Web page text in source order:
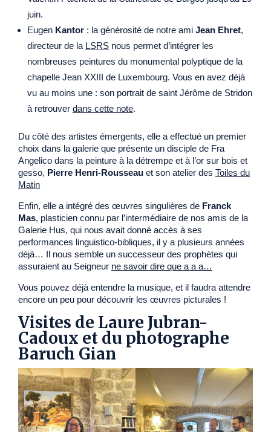
juin.
Eugen Kantor : la générosité de notre ami Jean Ehret,
directeur de la LSRS nous permet d’intégrer les
nombreuses peintures du monumental polyptique de la
chapelle Jean XXIII de Luxembourg. Vous en avez déjà
vu au moins une : son portrait de saint Jérôme de Stridon
à retrouver dans cette note.
Du côté des artistes émergents, elle a effectué un premier
choix dans la galerie que présente un disciple de Fra
Angelico dans la peinture à la détrempe et à l’or sur bois et
gesso, Pierre Henri-Rousseau et son atelier des Toiles du
Matin
Enfin, elle a intégré des œuvres singulières de Franck
Mas, plasticien connu par l’intermédiaire de nos amis de la
Galerie Hus, qui nous avait donné accès à ses
performances linguistico-bibliques, il y a plusieurs années
déjà… Il nous semble un successeur des prophètes qui
assuraient au Seigneur ne savoir dire que a a a…
Vous pouvez déjà entendre la musique, et il faudra attendre
encore un peu pour découvrir les œuvres picturales !
Visites de Laure Jubran-
Cadoux et du photographe
Baruch Gian